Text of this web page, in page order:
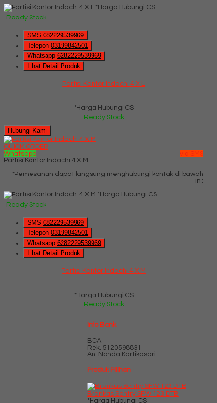
*Harga Hubungi CS
Ready Stock
SMS 082229539969
Telepon 03199842501
Whatsapp 6282229539969
Lihat Detail Produk
Partisi Kantor Indachi 4 X L
*Harga Hubungi CS
Ready Stock
Hubungi Kami
QUICK ORDER
Whatsapp
via SMS
Partisi Kantor Indachi 4 X M
*Pemesanan dapat langsung menghubungi kontak di bawah
ini:
*Harga Hubungi CS
Ready Stock
SMS 082229539969
Telepon 03199842501
Whatsapp 6282229539969
Lihat Detail Produk
Partisi Kantor Indachi 4 X M
*Harga Hubungi CS
Ready Stock
Info Bank
BCA
Rek. 5120598831
An. Nanda Kartikasari
Produk Pilihan
Brankas Sentry SFW 123 DTB
*Harga Hubungi CS